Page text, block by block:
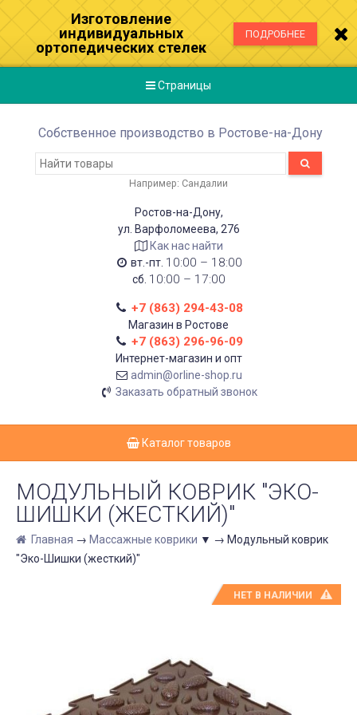
Изготовление
индивидуальных
ортопедических стелек
ПОДРОБНЕЕ
Страницы
Собственное производство в Ростове-на-Дону
Например: Сандалии
Ростов-на-Дону,
ул. Варфоломеева, 276
Как нас найти
вт.-пт. 10:00 – 18:00
сб. 10:00 – 17:00
+7 (863) 294-43-08
Магазин в Ростове
+7 (863) 296-96-09
Интернет-магазин и опт
admin@orline-shop.ru
Заказать обратный звонок
Каталог товаров
МОДУЛЬНЫЙ КОВРИК "ЭКО-
ШИШКИ (ЖЕСТКИЙ)"
Главная → Массажные коврики ▼ → Модульный коврик
"Эко-Шишки (жесткий)"
НЕТ В НАЛИЧИИ